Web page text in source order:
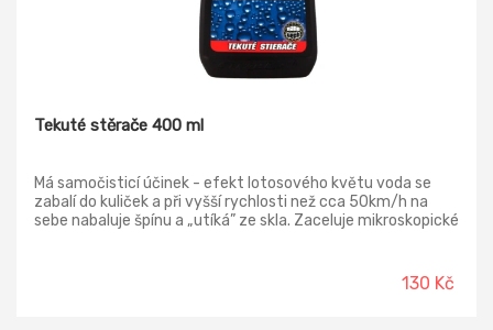
Tekuté stěrače 400 ml
Má samočisticí účinek - efekt lotosového květu voda se
zabalí do kuliček a při vyšší rychlosti než cca 50km/h na
sebe nabaluje špínu a „utíká” ze skla. Zaceluje mikroskopické
130 Kč